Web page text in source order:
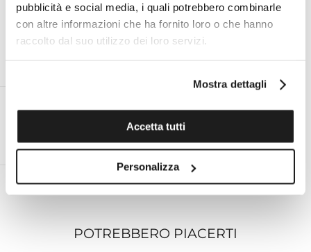
pubblicità e social media, i quali potrebbero combinarle
con altre informazioni che ha fornito loro o che hanno
raccolto dal suo utilizzo dei loro servizi.
Mostra dettagli
Accetta tutti
Personalizza
RESO ENTRO 14 GIORNI DALLA
CONSEGNA
SPEDIZIONE GRATUITA IN ITALIA
PER ORDINI SUPERIORI A €99
POTREBBERO PIACERTI